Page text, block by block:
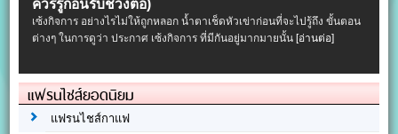
ควรรู้ก่อนรับช่วงต่อ)
เซ้งกิจการ อย่างไรไม่ให้ถูกหลอก น้ำตาเช็ดหัวเข่าก่อนที่จะไปรู้ถึง ขั้นตอน
ต่างๆ ในการดูว่า ประกาศ เซ้งกิจการ ที่มีกันอยู่มากมายนั้น [อ่านต่อ]
แฟรนไชส์ยอดนิยม
แฟรนไชส์กาแฟ